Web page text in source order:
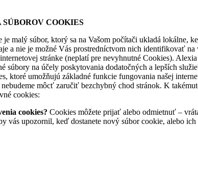
COOKIES
je malý súbor, ktorý sa na Vašom počítači ukladá lokálne,
a nie je možné Vás prostredníctvom nich identifikovať na
stránke (neplatí pre nevyhnutné Cookies).
súbory na účely poskytovania dodatočných a lepších
ktoré umožňujú základné funkcie fungovania našej
môcť zaručiť bezchybný chod stránok. K
cookies:
cookies? Cookies môžete prijať alebo odmietnuť –
vás upozornil, keď dostanete nový súbor cookie, alebo